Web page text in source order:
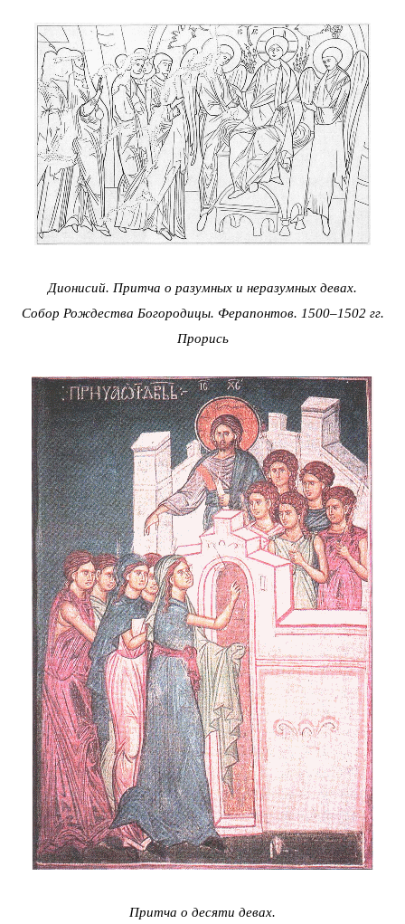
Дионисий. Притча о разумных и неразумных девах.
Собор Рождества Богородицы. Ферапонтов. 1500–1502 гг.
Прорись
Притча о десяти девах.